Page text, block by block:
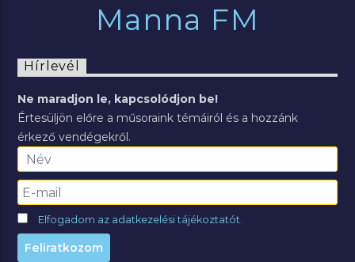
Manna FM
Hírlevél
Ne maradjon le, kapcsolódjon be!
Értesüljön előre a műsoraink témáiról és a hozzánk
érkező vendégekről.
Elfogadom az adatkezelési tájékoztatót.